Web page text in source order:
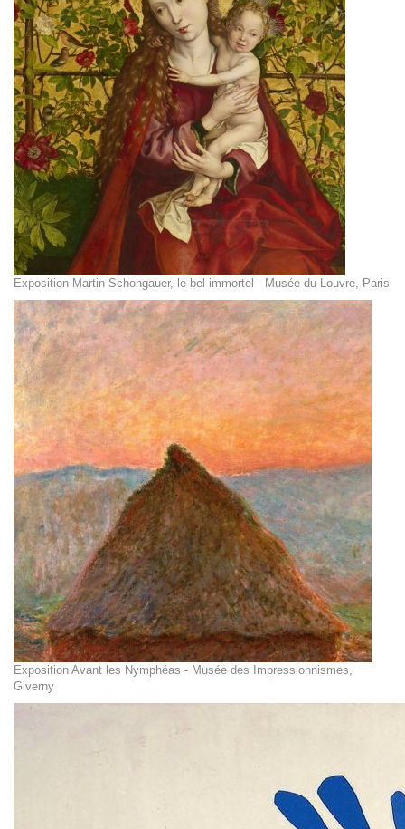
Exposition Martin Schongauer, le bel immortel - Musée du Louvre, Paris
Exposition Avant les Nymphéas - Musée des Impressionnismes,
Giverny